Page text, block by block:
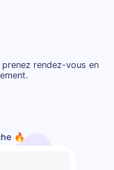
rendez-vous en
🔥